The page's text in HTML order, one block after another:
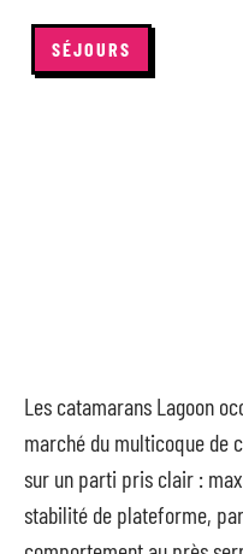
SÉJOURS
Les catamarans Lagoon
marché du multicoque de
sur un parti pris clair :
stabilité de plateforme,